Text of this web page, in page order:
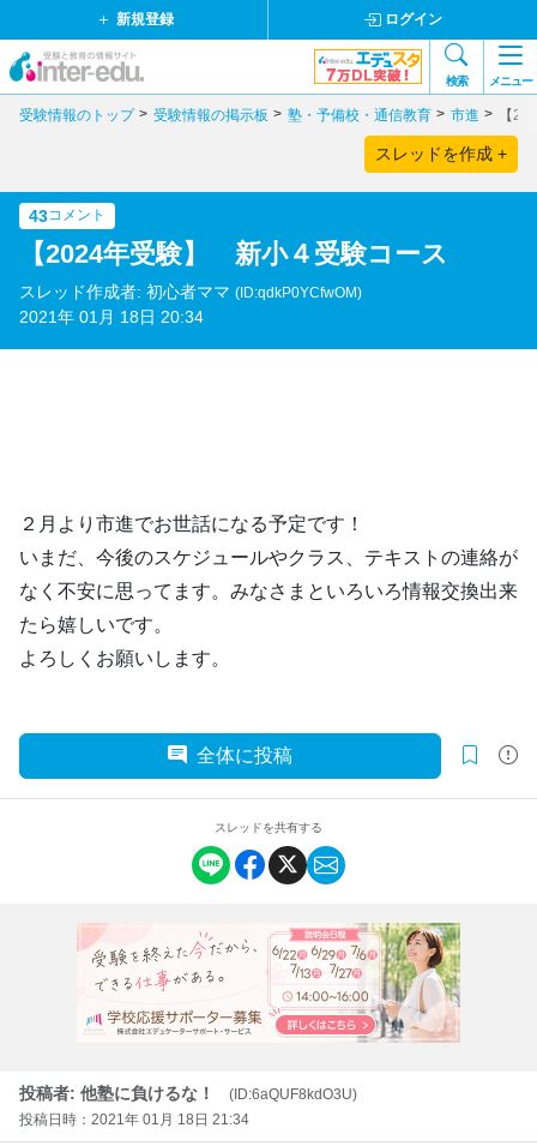
新規登録 ログイン
検索 メニュー
受験情報のトップ 受験情報の掲示板 塾・予備校・通信教育 市進 【
スレッドを作成 +
43コメント
【2024年受験】 新小４受験コース
スレッド作成者: 初心者ママ (ID:qdkP0YCfwOM)
2021年 01月 18日 20:34
２月より市進でお世話になる予定です！
いまだ、今後のスケジュールやクラス、テキストの連絡が
なく不安に思ってます。みなさまといろいろ情報交換出来
たら嬉しいです。
よろしくお願いします。
全体に投稿
スレッドを共有する
投稿者: 他塾に負けるな！
(ID:6aQUF8kdO3U)
投稿日時：2021年 01月 18日 21:34